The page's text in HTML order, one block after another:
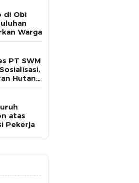
di Obi
Warga
PT SWM
Hutan
atas
Pekerja